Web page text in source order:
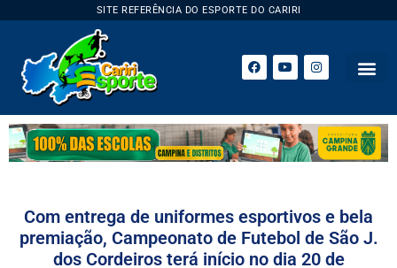
SITE REFERÊNCIA DO ESPORTE DO CARIRI
Com entrega de uniformes esportivos e bela
premiação, Campeonato de Futebol de São J.
dos Cordeiros terá início no dia 20 de